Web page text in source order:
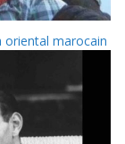
oriental marocain